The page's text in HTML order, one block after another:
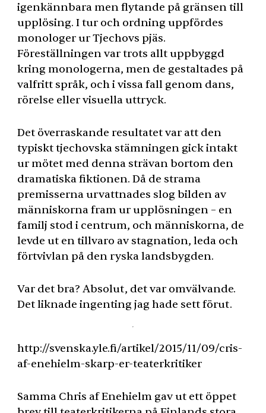
igenkännbara men flytande på gränsen till
upplösing. I tur och ordning uppfördes
monologer ur Tjechovs pjäs.
Föreställningen var trots allt uppbyggd
kring monologerna, men de gestaltades på
valfritt språk, och i vissa fall genom dans,
rörelse eller visuella uttryck.
Det överraskande resultatet var att den
typiskt tjechovska stämningen gick intakt
ur mötet med denna strävan bortom den
dramatiska fiktionen. Då de strama
premisserna urvattnades slog bilden av
människorna fram ur upplösningen – en
familj stod i centrum, och människorna, de
levde ut en tillvaro av stagnation, leda och
förtvivlan på den ryska landsbygden.
Var det bra? Absolut, det var omvälvande.
Det liknade ingenting jag hade sett förut.
http://svenska.yle.fi/artikel/2015/11/09/cris-
af-enehielm-skarp-er-teaterkritiker
Samma Chris af Enehielm gav ut ett öppet